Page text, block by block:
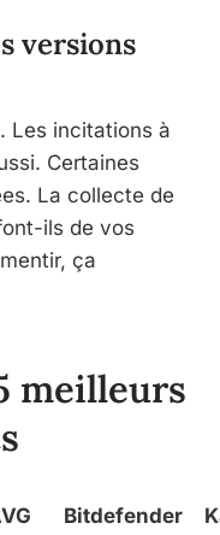
versions
Les incitations à
Certaines
La collecte de
ils de vos
ça
meilleurs
Bitdefender